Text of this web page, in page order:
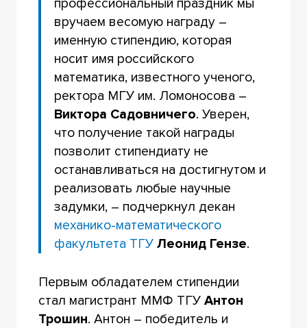
профессиональный праздник мы
вручаем весомую награду –
именную стипендию, которая
носит имя российского
математика, известного ученого,
ректора МГУ им. Ломоносова –
Виктора Садовничего. Уверен,
что получение такой награды
позволит стипендиату не
останавливаться на достигнутом и
реализовать любые научные
задумки, – подчеркнул декан
механико-математического
факультета ТГУ Леонид Гензе.
Первым обладателем стипендии
стал магистрант ММФ ТГУ Антон
Трошин. Антон – победитель и